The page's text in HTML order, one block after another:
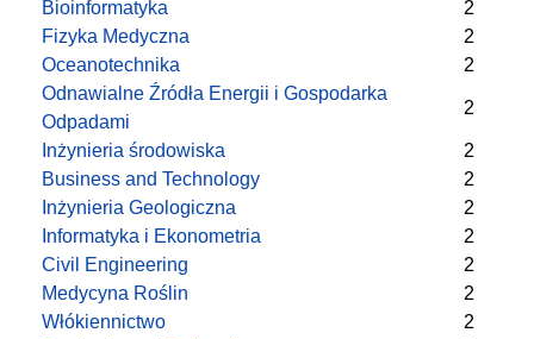
Bioinformatyka
2
Fizyka Medyczna
2
Oceanotechnika
2
Odnawialne Źródła Energii i Gospodarka
Odpadami
2
Inżynieria środowiska
2
Business and Technology
2
Inżynieria Geologiczna
2
Informatyka i Ekonometria
2
Civil Engineering
2
Medycyna Roślin
2
Włókiennictwo
2